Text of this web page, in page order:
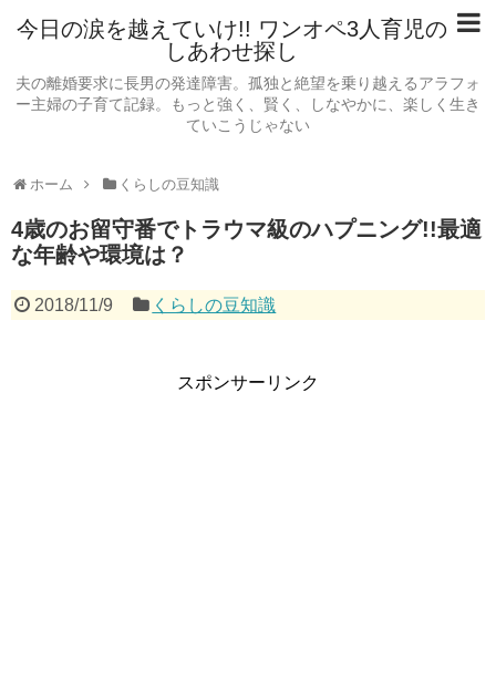
今日の涙を越えていけ!! ワンオペ3人育児の
しあわせ探し
夫の離婚要求に長男の発達障害。孤独と絶望を乗り越えるアラフォ
ー主婦の子育て記録。もっと強く、賢く、しなやかに、楽しく生き
ていこうじゃない
ホーム くらしの豆知識
4歳のお留守番でトラウマ級のハプニング!!最適
な年齢や環境は？
2018/11/9 くらしの豆知識
スポンサーリンク